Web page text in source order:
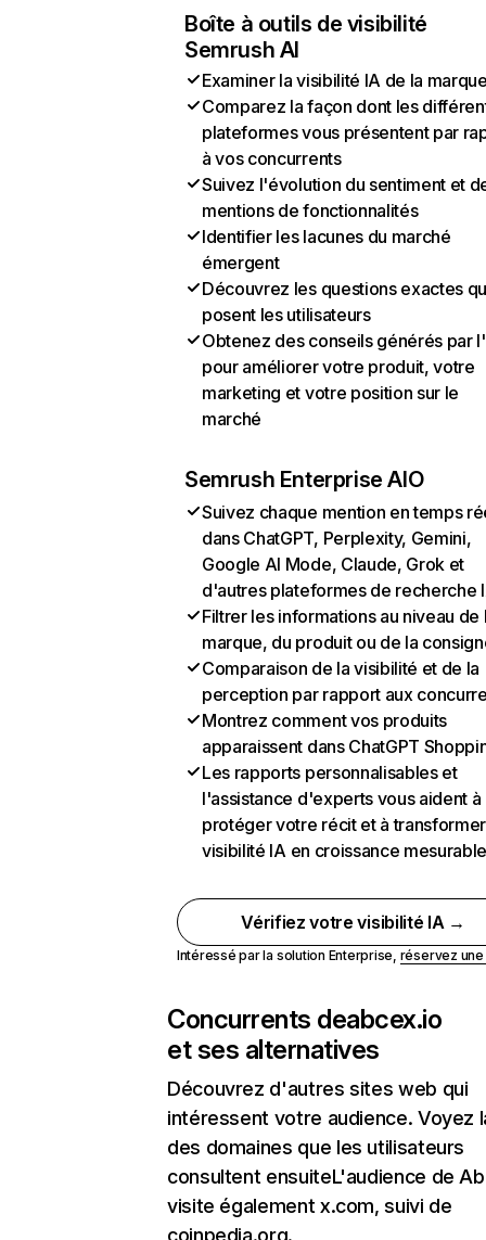
Boîte à outils de visibilité
Semrush AI
Examiner la visibilité IA de la
Comparez la façon dont les
plateformes vous présentent par
à vos concurrents
Suivez l'évolution du sentiment et
mentions de fonctionnalités
Identifier les lacunes du marché
émergent
Découvrez les questions exactes
posent les utilisateurs
Obtenez des conseils générés par
pour améliorer votre produit, votre
marketing et votre position sur le
marché
Semrush Enterprise AIO
Suivez chaque mention en temps
dans ChatGPT, Perplexity, Gemini,
Google AI Mode, Claude, Grok et
d'autres plateformes de recherche
Filtrer les informations au niveau de
marque, du produit ou de la
Comparaison de la visibilité et de la
perception par rapport aux
Montrez comment vos produits
apparaissent dans ChatGPT
Les rapports personnalisables et
l'assistance d'experts vous aident à
protéger votre récit et à
visibilité IA en croissance
Vérifiez votre visibilité IA →
Intéressé par la solution Enterprise, réservez
Concurrents deabcex.io
et ses alternatives
Découvrez d'autres sites web qui
intéressent votre audience. Voyez
des domaines que les utilisateurs
consultent ensuiteL'audience de
visite également x.com, suivi de
coinpedia.org.